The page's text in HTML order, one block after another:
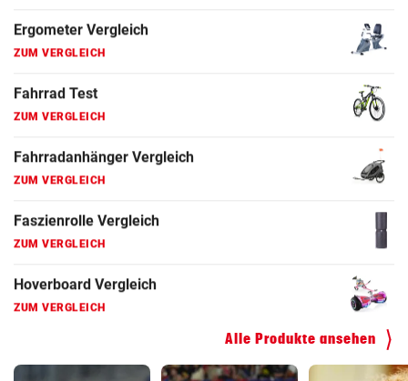
Fahrrad Test
Fahrradanhänger Vergleich
Faszienrolle Vergleich
Hoverboard Vergleich
Kinderfahrrad Vergleich
Alle Produkte ansehen